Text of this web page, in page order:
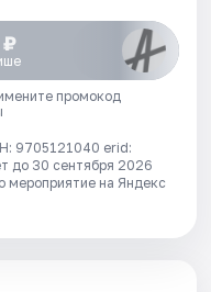
₽
промокод
9705121040 erid:
до 30 сентября 2026
мероприятие на Яндекс